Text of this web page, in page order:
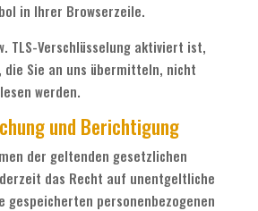
in Ihrer Browserzeile.
TLS-Verschlüsselung aktiviert ist,
die Sie an uns übermitteln, nicht
werden.
und Berichtigung
der geltenden gesetzlichen
das Recht auf unentgeltliche
gespeicherten personenbezogenen